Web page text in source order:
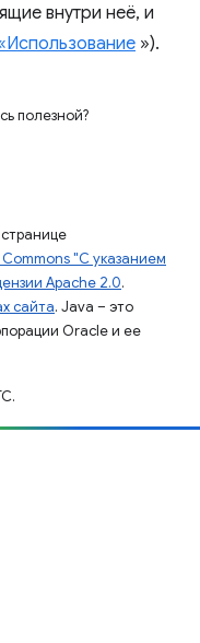
внутри неё, и
»).
полезной?
"С указанием
Apache 2.0.
сайта. Java – это
Oracle и ее